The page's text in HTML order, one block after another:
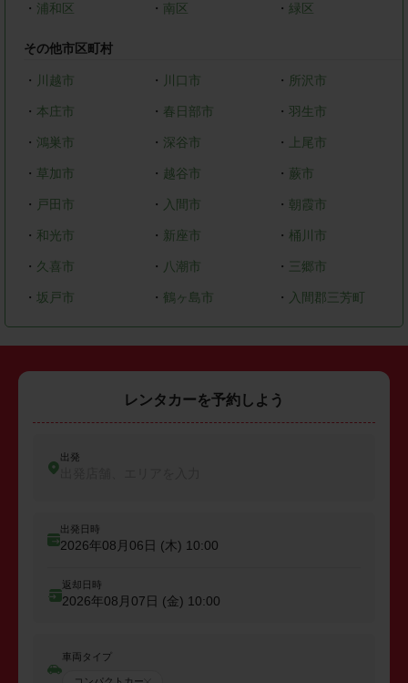
・ 浦和区 ・ 南区 ・緑区
その他市区町村
・ 川越市 ・ 川口市 ・ 所沢市
・ 本庄市 ・ 春日部市 ・羽生市
・ 鴻巣市 ・ 深谷市 ・ 上尾市
・ 草加市 ・ 越谷市 ・ 蕨市
・ 戸田市 ・ 入間市 ・ 朝霞市
・ 和光市 ・ 新座市 ・ 桶川市
・ 久喜市 ・ 八潮市 ・ 三郷市
・ 坂戸市 ・ 鶴ヶ島市 ・ 入間郡三芳町
レンタカーを予約しよう
出発
出発日時
2026年08月06日 (木) 10:00
返却日時
2026年08月07日 (金) 10:00
車両タイプ